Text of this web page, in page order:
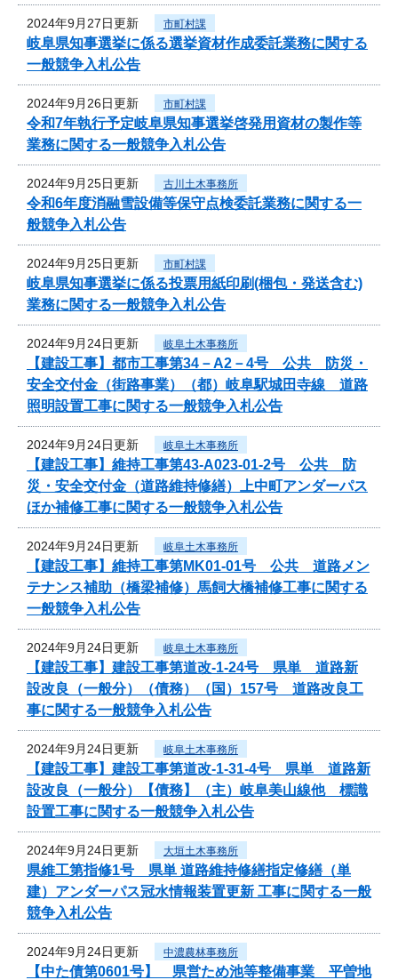
2024年9月27日更新 市町村課
岐阜県知事選挙に係る選挙資材作成委託業務に関する
一般競争入札公告
2024年9月26日更新 市町村課
令和7年執行予定岐阜県知事選挙啓発用資材の製作等
業務に関する一般競争入札公告
2024年9月25日更新 古川土木事務所
令和6年度消融雪設備等保守点検委託業務に関する一
般競争入札公告
2024年9月25日更新 市町村課
岐阜県知事選挙に係る投票用紙印刷(梱包・発送含む)
業務に関する一般競争入札公告
2024年9月24日更新 岐阜土木事務所
【建設工事】都市工事第34－A2－4号 公共 防災・
安全交付金（街路事業）（都）岐阜駅城田寺線 道路
照明設置工事に関する一般競争入札公告
2024年9月24日更新 岐阜土木事務所
【建設工事】維持工事第43-A023-01-2号 公共 防
災・安全交付金（道路維持修繕）上中町アンダーパス
ほか補修工事に関する一般競争入札公告
2024年9月24日更新 岐阜土木事務所
【建設工事】維持工事第MK01-01号 公共 道路メン
テナンス補助（橋梁補修）馬飼大橋補修工事に関する
一般競争入札公告
2024年9月24日更新 岐阜土木事務所
【建設工事】建設工事第道改-1-24号 県単 道路新
設改良（一般分）（債務）（国）157号 道路改良工
事に関する一般競争入札公告
2024年9月24日更新 岐阜土木事務所
【建設工事】建設工事第道改-1-31-4号 県単 道路新
設改良（一般分）【債務】（主）岐阜美山線他 標識
設置工事に関する一般競争入札公告
2024年9月24日更新 大垣土木事務所
県維工第指修1号 県単 道路維持修繕指定修繕（単
建）アンダーパス冠水情報装置更新 工事に関する一般
競争入札公告
2024年9月24日更新 中濃農林事務所
【中た債第0601号】 県営ため池等整備事業 平曽地